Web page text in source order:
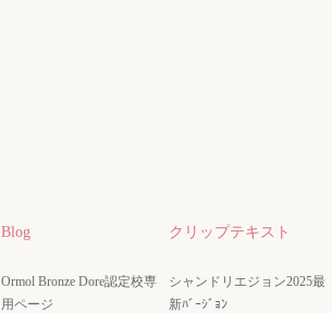
Blog
Ormol Bronze Dore認定校専
用ページ
クリップテキスト
シャンドリエジョン2025最
新ﾊﾞｰｼﾞｮﾝ